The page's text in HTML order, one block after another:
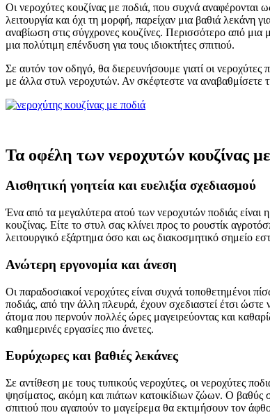
Οι νεροχύτες κουζίνας με ποδιά, που συχνά αναφέρονται
λειτουργία και όχι τη μορφή, παρείχαν μια βαθιά
αναβίωση στις σύγχρονες κουζίνες. Περισσότερο από μια
μια πολύτιμη επένδυση για τους ιδιοκτήτες σπιτιού.
Σε αυτόν τον οδηγό, θα διερευνήσουμε γιατί οι
με άλλα στυλ νεροχυτών. Αν σκέφτεστε να αναβαθμίσετε
Τα οφέλη των νεροχυτών κουζίνας
Αισθητική γοητεία και ευελιξία σχεδιασμού
Ένα από τα μεγαλύτερα ατού των νεροχυτών ποδιάς είναι
κουζίνας. Είτε το στυλ σας κλίνει προς το ρουστίκ
λειτουργικό εξάρτημα όσο και ως διακοσμητικό σημείο
Ανώτερη εργονομία και άνεση
Οι παραδοσιακοί νεροχύτες είναι συχνά τοποθετημένοι
ποδιάς, από την άλλη πλευρά, έχουν σχεδιαστεί έτσι
άτομα που περνούν πολλές ώρες μαγειρεύοντας και
καθημερινές εργασίες πιο άνετες.
Ευρύχωρες και βαθιές λεκάνες
Σε αντίθεση με τους τυπικούς νεροχύτες, οι νεροχύτες
ψησίματος, ακόμη και πιάτων κατοικίδιων ζώων. Ο βαθύς
σπιτιού που αγαπούν το μαγείρεμα θα εκτιμήσουν τον